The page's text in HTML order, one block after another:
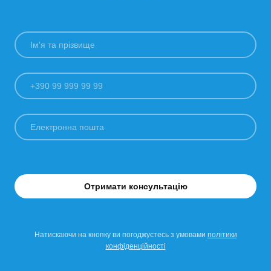
на полігонах та в реальних умовах», —
підсумував результати Demining Bootcamp
заступник Міністра економіки Ігор
Безкаравайний
Нагадаємо, що учасники програми матимуть
змогу скласти індивідуальну дорожню карту у
розвитку бізнесу від ідеї чи прототипу до
сертифікованого виробу чи технології.
Отримати консультацію
Натискаючи на кнопку ви погоджуєтесь з умовами політики
конфіденційності